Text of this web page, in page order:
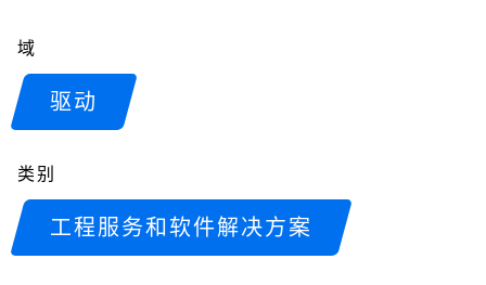
域
驱动
类别
工程服务和软件解决方案